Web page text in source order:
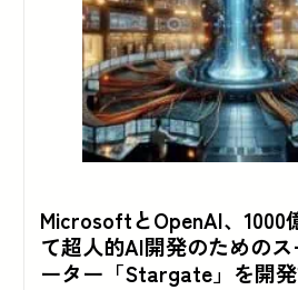
MicrosoftとOpenAI、1000
て超人的AI開発のための
ーター「Stargate」を開